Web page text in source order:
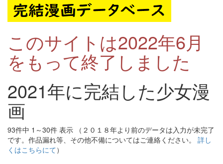
このサイトは2022年6月
をもって終了しました
2021年に完結した少女漫
画
93件中 1～30件 表示 （２０１８年より前のデータは入力が未完了
です。作品漏れ等、その他不備についてはご連絡ください。 詳し
くはこちらにて）